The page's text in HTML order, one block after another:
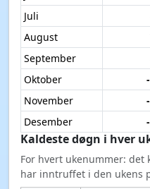
Juli
August
September
Oktober
November
Desember
Kaldeste døgn i hver
For hvert ukenummer: det
har inntruffet i den ukens